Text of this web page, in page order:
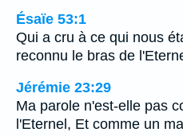
Ésaïe 53:1
Qui a cru à ce qui nous
reconnu le bras de
Jérémie 23:29
Ma parole n'est-elle pas
l'Eternel, Et comme un